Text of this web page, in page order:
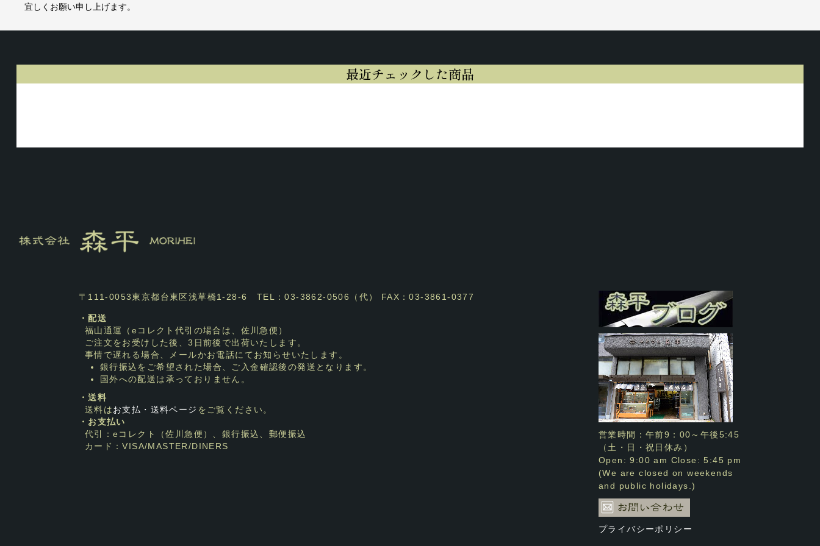
宜しくお願い申し上げます。
最近チェックした商品
〒111-0053東京都台東区浅草橋1-28-6 TEL：03-3862-0506（代） FAX：03-3861-0377
・配送
福山通運（eコレクト代引の場合は、佐川急便）
ご注文をお受けした後、3日前後で出荷いたします。
事情で遅れる場合、メールかお電話にてお知らせいたします。
銀行振込をご希望された場合、ご入金確認後の発送となります。
国外への配送は承っておりません。
・送料
送料はお支払・送料ページ をご覧ください。
・お支払い
代引：eコレクト（佐川急便）、銀行振込、郵便振込
カード：VISA/MASTER/DINERS
営業時間：午前9：00～午後5:45
（土・日・祝日休み）
Open: 9:00 am Close: 5:45 pm
(We are closed on weekends
and public holidays.)
プライバシーポリシー